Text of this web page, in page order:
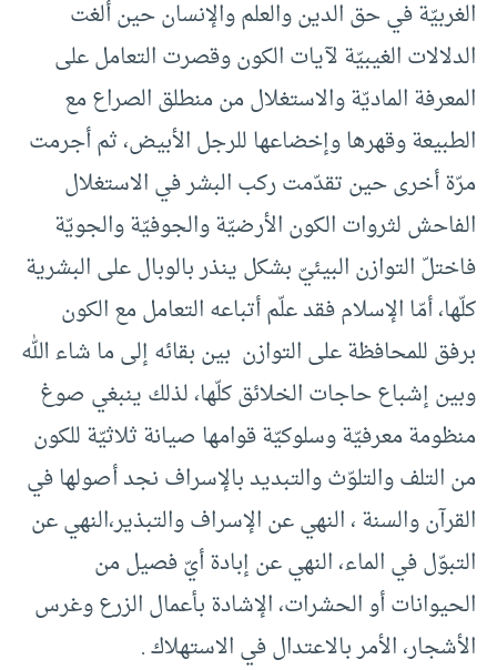
الغربيّة في حق الدين والعلم والإنسان حين ألغت
الدلالات الغيبيّة لآيات الكون وقصرت التعامل على
المعرفة الماديّة والاستغلال من منطلق الصراع مع
الطبيعة وقهرها وإخضاعها للرجل الأبيض، ثم أجرمت
مرّة أخرى حين تقدّمت ركب البشر في الاستغلال
الفاحش لثروات الكون الأرضيّة والجوفيّة والجويّة
فاختلّ التوازن البيئيّ بشكل ينذر بالوبال على البشرية
كلّها، أمّا الإسلام فقد علّم أتباعه التعامل مع الكون
برفق للمحافظة على التوازن بين بقائه إلى ما شاء الله
وبين إشباع حاجات الخلائق كلّها، لذلك ينبغي صوغ
منظومة معرفيّة وسلوكيّة قوامها صيانة ثلاثيّة للكون
من التلف والتلوّث والتبديد بالإسراف نجد أصولها في
القرآن والسنة ، النهي عن الإسراف والتبذير،النهي عن
التبوّل في الماء، النهي عن إبادة أيّ فصيل من
الحيوانات أو الحشرات، الإشادة بأعمال الزرع وغرس
الأشجار، الأمر بالاعتدال في الاستهلاك .